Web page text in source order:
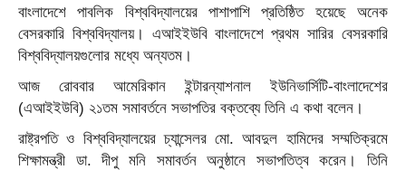
বাংলাদেশে পাবলিক বিশ্ববিদ্যালয়ের পাশাপাশি প্রতিষ্ঠিত হয়েছে অনেক
বেসরকারি বিশ্ববিদ্যালয়। এআইইউবি বাংলাদেশে প্রথম সারির বেসরকারি
বিশ্ববিদ্যালয়গুলোর মধ্যে অন্যতম।
আজ রোববার আমেরিকান ইন্টারন্যাশনাল ইউনিভার্সিটি-বাংলাদেশের
(এআইইউবি) ২১তম সমাবর্তনে সভাপতির বক্তব্যে তিনি এ কথা বলেন।
রাষ্ট্রপতি ও বিশ্ববিদ্যালয়ের চ্যান্সেলর মো. আবদুল হামিদের সম্মতিক্রমে
শিক্ষামন্ত্রী ডা. দীপু মনি সমাবর্তন অনুষ্ঠানে সভাপতিত্ব করেন। তিনি